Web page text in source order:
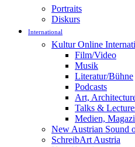
Portraits
Diskurs
International
Kultur Online
Film/Video
Musik
Literatur/Bühne
Podcasts
Art,
Talks &
Medien,
New Austrian Sound
SchreibArt Austria